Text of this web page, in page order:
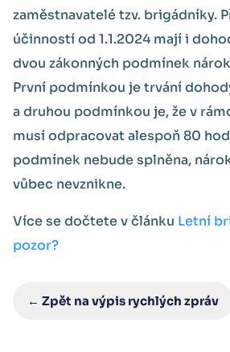
zaměstnavatelé tzv. brigádníky.
účinností od 1.1.2024 mají i
dvou zákonných podmínek
První podmínkou je trvání
a druhou podmínkou je, že v
musí odpracovat alespoň 80
podmínek nebude splněna,
vůbec nevznikne.
Více se dočtete v článku Letní
pozor?
← Zpět na výpis rychlých zpráv